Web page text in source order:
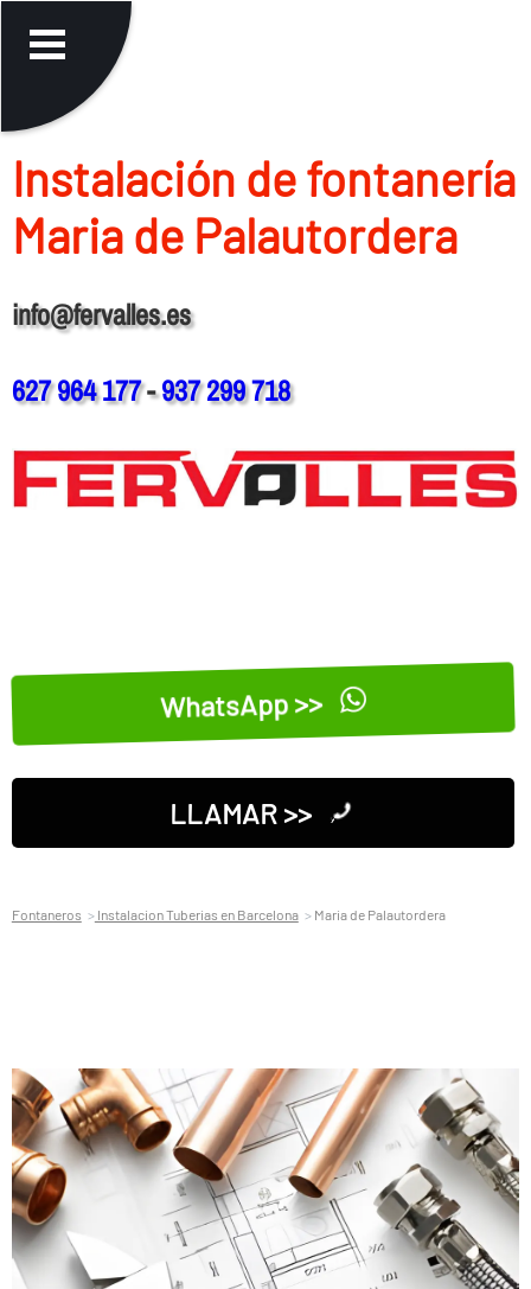
Instalación de fontanerí­a
Maria de Palautordera
info@fervalles.es
627 964 177-937 299 718
WhatsApp >>
LLAMAR >>
Fontaneros Instalacion Tuberias en Barcelona Maria de Palautordera